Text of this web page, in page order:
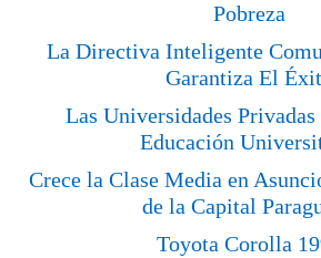
Pobreza
La Directiva Inteligente
Garantiza El
Las Universidades
Educación
Crece la Clase Media en
de la Capital
Toyota Corolla